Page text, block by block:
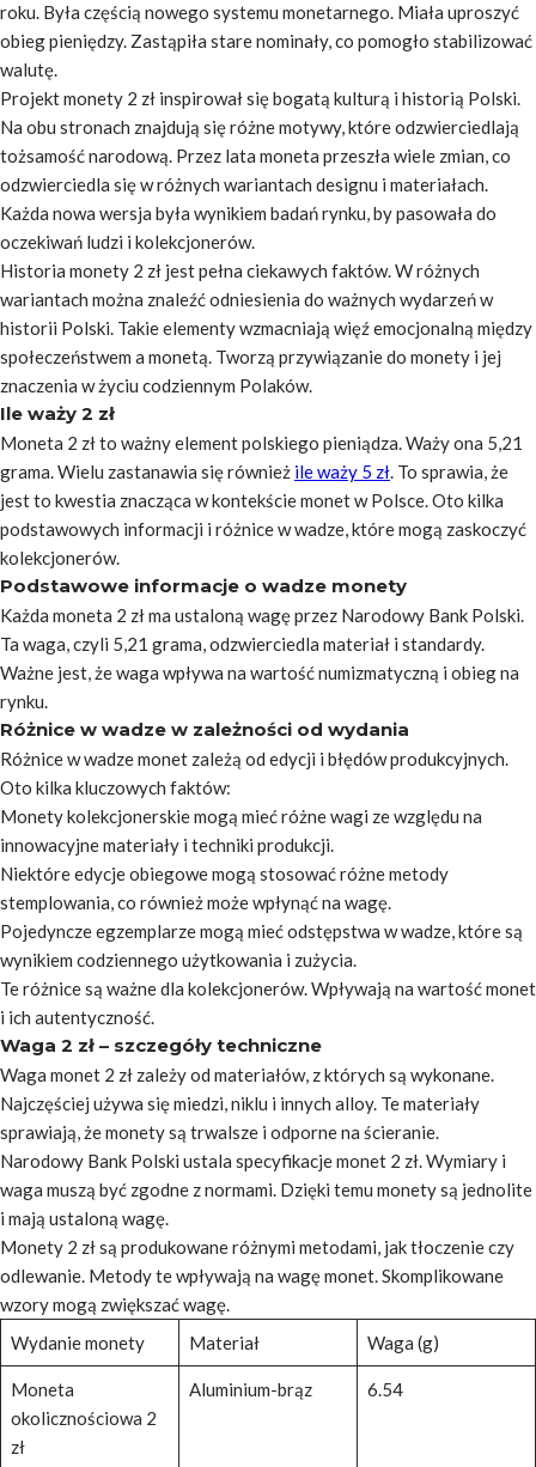
roku. Była częścią nowego systemu monetarnego. Miała uproszyć
obieg pieniędzy. Zastąpiła stare nominały, co pomogło stabilizować
walutę.
Projekt monety 2 zł inspirował się bogatą kulturą i historią Polski.
Na obu stronach znajdują się różne motywy, które odzwierciedlają
tożsamość narodową. Przez lata moneta przeszła wiele zmian, co
odzwierciedla się w różnych wariantach designu i materiałach.
Każda nowa wersja była wynikiem badań rynku, by pasowała do
oczekiwań ludzi i kolekcjonerów.
Historia monety 2 zł jest pełna ciekawych faktów. W różnych
wariantach można znaleźć odniesienia do ważnych wydarzeń w
historii Polski. Takie elementy wzmacniają więź emocjonalną między
społeczeństwem a monetą. Tworzą przywiązanie do monety i jej
znaczenia w życiu codziennym Polaków.
Ile waży 2 zł
Moneta 2 zł to ważny element polskiego pieniądza. Waży ona 5,21
grama. Wielu zastanawia się również ile waży 5 zł. To sprawia, że
jest to kwestia znacząca w kontekście monet w Polsce. Oto kilka
podstawowych informacji i różnice w wadze, które mogą zaskoczyć
kolekcjonerów.
Podstawowe informacje o wadze monety
Każda moneta 2 zł ma ustaloną wagę przez Narodowy Bank Polski.
Ta waga, czyli 5,21 grama, odzwierciedla materiał i standardy.
Ważne jest, że waga wpływa na wartość numizmatyczną i obieg na
rynku.
Różnice w wadze w zależności od wydania
Różnice w wadze monet zależą od edycji i błędów produkcyjnych.
Oto kilka kluczowych faktów:
Monety kolekcjonerskie mogą mieć różne wagi ze względu na
innowacyjne materiały i techniki produkcji.
Niektóre edycje obiegowe mogą stosować różne metody
stemplowania, co również może wpłynąć na wagę.
Pojedyncze egzemplarze mogą mieć odstępstwa w wadze, które są
wynikiem codziennego użytkowania i zużycia.
Te różnice są ważne dla kolekcjonerów. Wpływają na wartość monet
i ich autentyczność.
Waga 2 zł – szczegóły techniczne
Waga monet 2 zł zależy od materiałów, z których są wykonane.
Najczęściej używa się miedzi, niklu i innych alloy. Te materiały
sprawiają, że monety są trwalsze i odporne na ścieranie.
Narodowy Bank Polski ustala specyfikacje monet 2 zł. Wymiary i
waga muszą być zgodne z normami. Dzięki temu monety są jednolite
i mają ustaloną wagę.
Monety 2 zł są produkowane różnymi metodami, jak tłoczenie czy
odlewanie. Metody te wpływają na wagę monet. Skomplikowane
wzory mogą zwiększać wagę.
Wydanie monety
Materiał Waga (g)
Moneta
okolicznościowa 2
zł
Aluminium-brąz 6.54